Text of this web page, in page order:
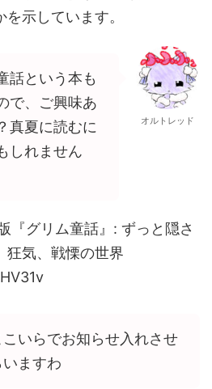
示しています。
話という本も
で、ご興味あ
真夏に読むに
しれません
オルトレッド
『グリム童話』: ずっと隠さ
狂気、戦慄の世界
いらでお知らせ入れさせ
ますわ